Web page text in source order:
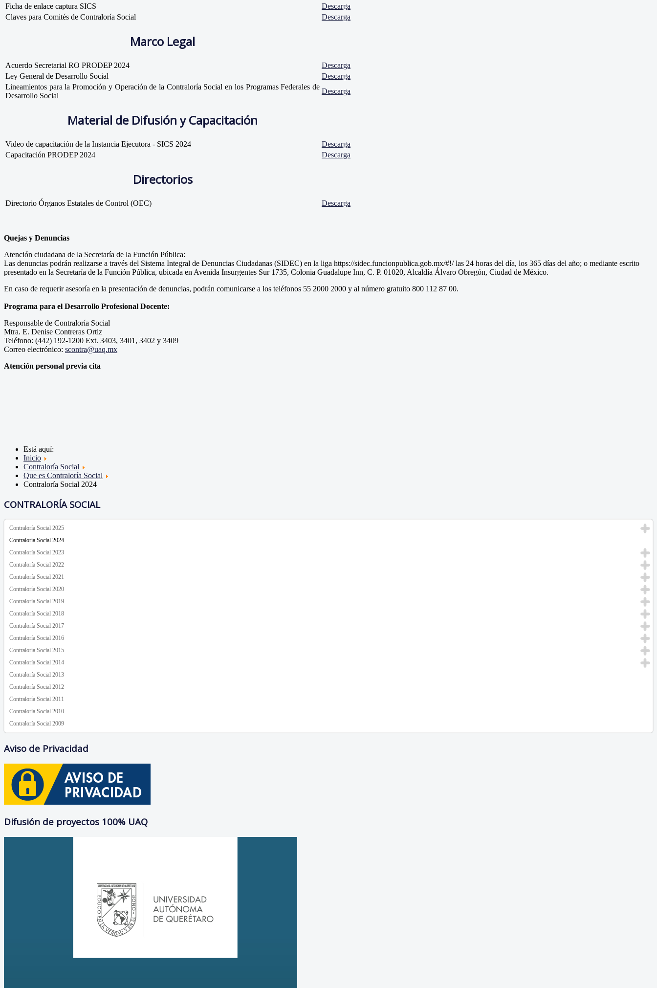
Ficha de enlace captura SICS
Descarga
Claves para Comités de Contraloría Social
Descarga
Marco Legal
Acuerdo Secretarial RO PRODEP 2024
Descarga
Ley General de Desarrollo Social
Descarga
Lineamientos para la Promoción y Operación de la Contraloría Social en los Programas Federales de
Desarrollo Social
Descarga
Material de Difusión y Capacitación
Video de capacitación de la Instancia Ejecutora - SICS 2024
Descarga
Capacitación PRODEP 2024
Descarga
Directorios
Directorio Órganos Estatales de Control (OEC) Descarga
Quejas y Denuncias
Atención ciudadana de la Secretaría de la Función Pública:
Las denuncias podrán realizarse a través del Sistema Integral de Denuncias Ciudadanas (SIDEC) en la liga https://sidec.funcionpublica.gob.mx/#!/ las 24 horas del día, los 365 días del año; o mediante escrito
presentado en la Secretaría de la Función Pública, ubicada en Avenida Insurgentes Sur 1735, Colonia Guadalupe Inn, C. P. 01020, Alcaldía Álvaro Obregón, Ciudad de México.
En caso de requerir asesoría en la presentación de denuncias, podrán comunicarse a los teléfonos 55 2000 2000 y al número gratuito 800 112 87 00.
Programa para el Desarrollo Profesional Docente:
Responsable de Contraloría Social
Mtra. E. Denise Contreras Ortiz
Teléfono: (442) 192-1200 Ext. 3403, 3401, 3402 y 3409
Correo electrónico: scontra@uaq.mx
Atención personal previa cita
Está aquí:
Inicio
Contraloría Social
Que es Contraloría Social
Contraloría Social 2024
CONTRALORÍA SOCIAL
Contraloría Social 2025
Contraloría Social 2024
Contraloría Social 2023
Contraloría Social 2022
Contraloría Social 2021
Contraloría Social 2020
Contraloría Social 2019
Contraloría Social 2018
Contraloría Social 2017
Contraloría Social 2016
Contraloría Social 2015
Contraloría Social 2014
Contraloría Social 2013
Contraloría Social 2012
Contraloría Social 2011
Contraloría Social 2010
Contraloría Social 2009
Aviso de Privacidad
Difusión de proyectos 100% UAQ